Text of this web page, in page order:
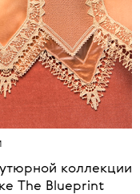
коллекции
The Blueprint